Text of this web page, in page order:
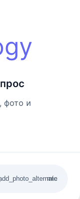
фото и
mic